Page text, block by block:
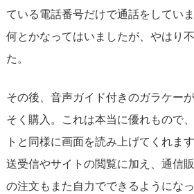
ている電話番号だけで通話をしてい
何とかなってはいましたが、やはり
た。
その後、音声ガイド付きのガラケー
そく購入。これは本当に優れもので
トと同様に画面を読み上げてくれま
送受信やサイトの閲覧に加え、通信
の注文もまた自力でできるようになっ